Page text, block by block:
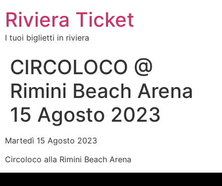
Riviera Ticket
I tuoi biglietti in riviera
CIRCOLOCO @
Rimini Beach Arena
15 Agosto 2023
Martedì 15 Agosto 2023
Circoloco alla Rimini Beach Arena